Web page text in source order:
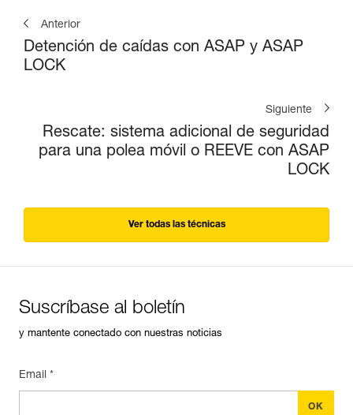
Anterior
Detención de caídas con ASAP y ASAP
LOCK
Siguiente
Rescate: sistema adicional de seguridad
para una polea móvil o REEVE con ASAP
LOCK
Ver todas las técnicas
Suscríbase al boletín
y mantente conectado con nuestras noticias
Email *